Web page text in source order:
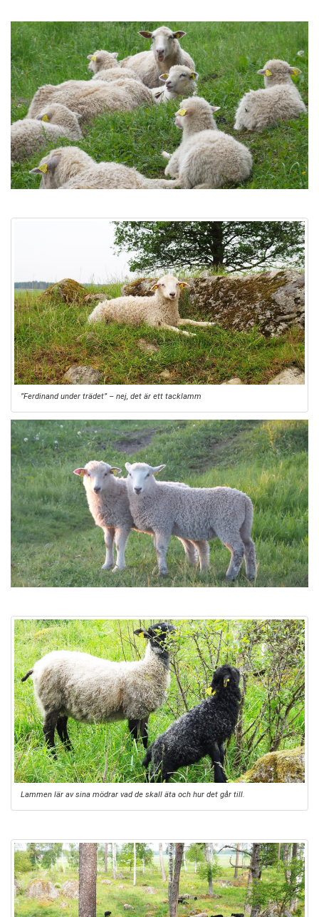
”Ferdinand under trädet” – nej, det är ett tacklamm
Lammen lär av sina mödrar vad de skall äta och hur det går till.